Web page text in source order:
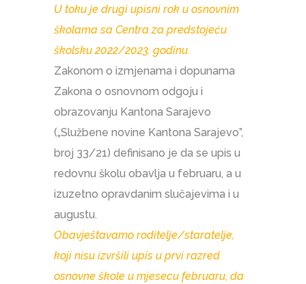
U toku je drugi upisni rok u osnovnim
školama sa Centra za predstojeću
školsku 2022/2023. godinu.
Zakonom o izmjenama i dopunama
Zakona o osnovnom odgoju i
obrazovanju Kantona Sarajevo
(„Službene novine Kantona Sarajevo”,
broj 33/21) definisano je da se upis u
redovnu školu obavlja u februaru, a u
izuzetno opravdanim slučajevima i u
augustu.
Obavještavamo roditelje/staratelje,
koji nisu izvršili upis u prvi razred
osnovne škole u mjesecu februaru, da